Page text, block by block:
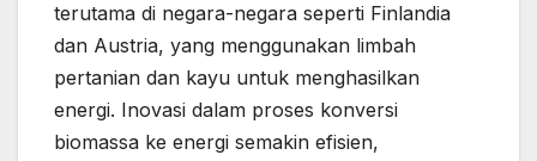
terutama di negara-negara seperti Finlandia
dan Austria, yang menggunakan limbah
pertanian dan kayu untuk menghasilkan
energi. Inovasi dalam proses konversi
biomassa ke energi semakin efisien,